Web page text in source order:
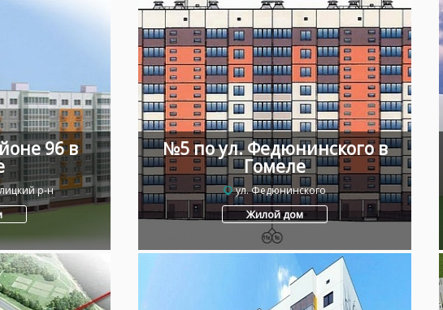
96 в
р-н
№5 по ул. Федюнинского в
Гомеле
ул. Федюнинского
Жилой дом